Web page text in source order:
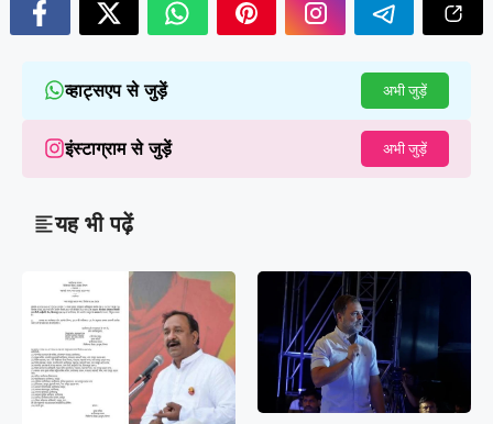
व्हाट्सएप से जुड़ें अभी जुड़ें
इंस्टाग्राम से जुड़ें अभी जुड़ें
यह भी पढ़ें